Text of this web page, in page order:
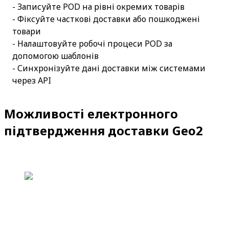
- Записуйте POD на рівні окремих товарів
- Фіксуйте часткові доставки або пошкоджені
товари
- Налаштовуйте робочі процеси POD за
допомогою шаблонів
- Синхронізуйте дані доставки між системами
через API
Можливості електронного
підтвердження доставки Geo2